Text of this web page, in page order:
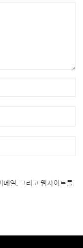
메일, 그리고 웹사이트를